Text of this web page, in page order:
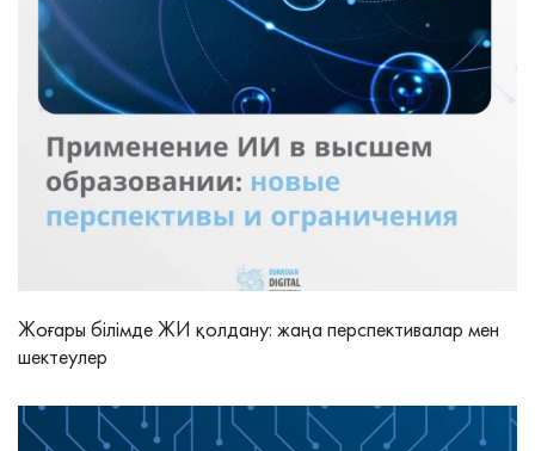
Жоғары білімде ЖИ қолдану: жаңа перспективалар мен
шектеулер